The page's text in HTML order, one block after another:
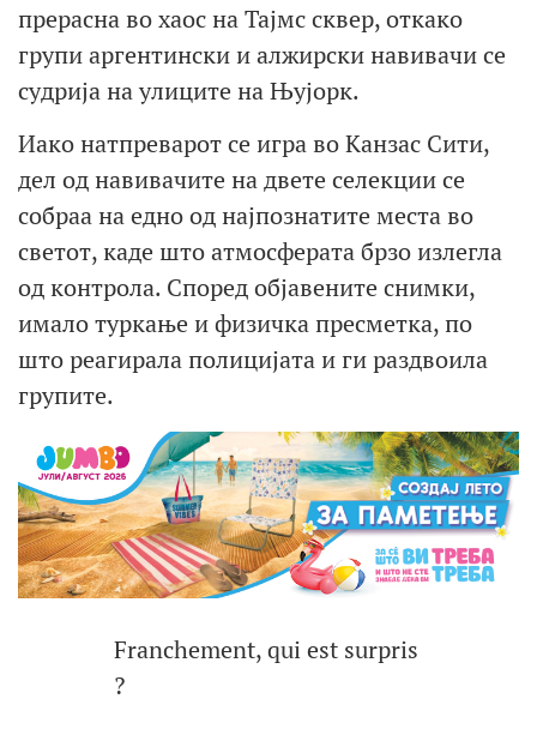
прерасна во хаос на Тајмс сквер, откако
групи аргентински и алжирски навивачи се
судрија на улиците на Њујорк.
Иако натпреварот се игра во Канзас Сити,
дел од навивачите на двете селекции се
собраа на едно од најпознатите места во
светот, каде што атмосферата брзо излегла
од контрола. Според објавените снимки,
имало туркање и физичка пресметка, по
што реагирала полицијата и ги раздвоила
групите.
Franchement, qui est surpris
?